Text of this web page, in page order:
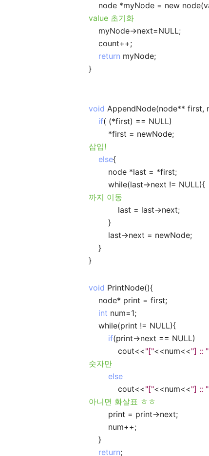
node *myNode = new
value 초기화
myNode-
count++;
return
}
void AppendNode(node** first,
if( (*first) == NULL)
*first =
삽입!
else{
node *last = *first;
while(last->next !=
까지 이동
last = last->next;
}
last->next =
}
}
void PrintNode(){
node* print = first;
int num=1;
while(print != NULL){
if(print->next == NULL)
cout<<"["<<num<<"] :: "
숫자만
else
cout<<"["<<num<<"] :: "
아니면 화살표 ㅎㅎ
print = print->next;
num++;
}
return;